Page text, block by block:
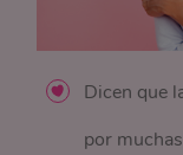
Dicen que
por